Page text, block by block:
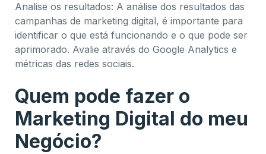
Analise os resultados: A análise dos resultados das
campanhas de marketing digital, é importante para
identificar o que está funcionando e o que pode ser
aprimorado. Avalie através do Google Analytics e
métricas das redes sociais.
Quem pode fazer o
Marketing Digital do meu
Negócio?